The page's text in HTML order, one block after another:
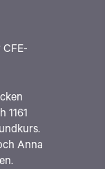
1161
Anna